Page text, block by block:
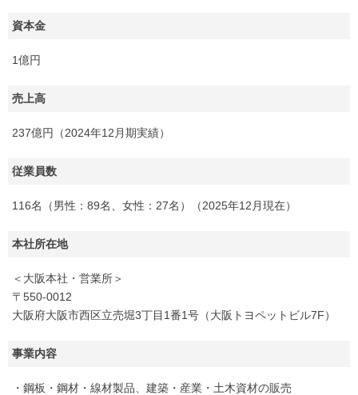
資本金
1億円
売上高
237億円（2024年12月期実績）
従業員数
116名（男性：89名、女性：27名）（2025年12月現在）
本社所在地
＜大阪本社・営業所＞
〒550-0012
大阪府大阪市西区立売堀3丁目1番1号（大阪トヨペットビル7F）
事業内容
・鋼板・鋼材・線材製品、建築・産業・土木資材の販売